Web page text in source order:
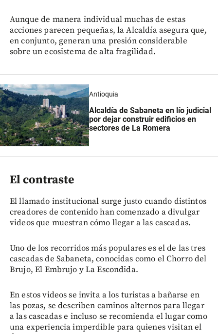
Aunque de manera individual muchas de estas
acciones parecen pequeñas, la Alcaldía asegura que,
en conjunto, generan una presión considerable
sobre un ecosistema de alta fragilidad.
Antioquia
Alcaldía de Sabaneta en lío judicial
por dejar construir edificios en
sectores de La Romera
El contraste
El llamado institucional surge justo cuando distintos
creadores de contenido han comenzado a divulgar
videos que muestran cómo llegar a las cascadas.
Uno de los recorridos más populares es el de las tres
cascadas de Sabaneta, conocidas como el Chorro del
Brujo, El Embrujo y La Escondida.
En estos videos se invita a los turistas a bañarse en
las pozas, se describen caminos alternos para llegar
a las cascadas e incluso se recomienda el lugar como
una experiencia imperdible para quienes visitan el